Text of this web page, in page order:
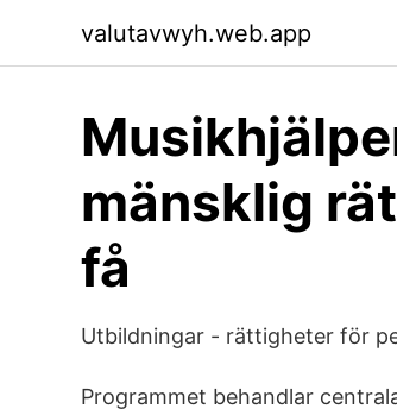
valutavwyh.web.app
mänsklig
få
Utbildningar - rättigheter för
Programmet behandlar